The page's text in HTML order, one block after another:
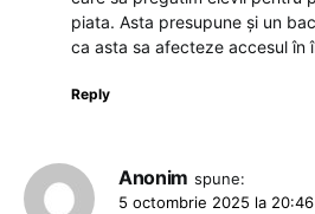
piata. Asta presupune și un
ca asta sa afecteze accesul în
Reply
Anonim spune:
5 octombrie 2025 la 20:46